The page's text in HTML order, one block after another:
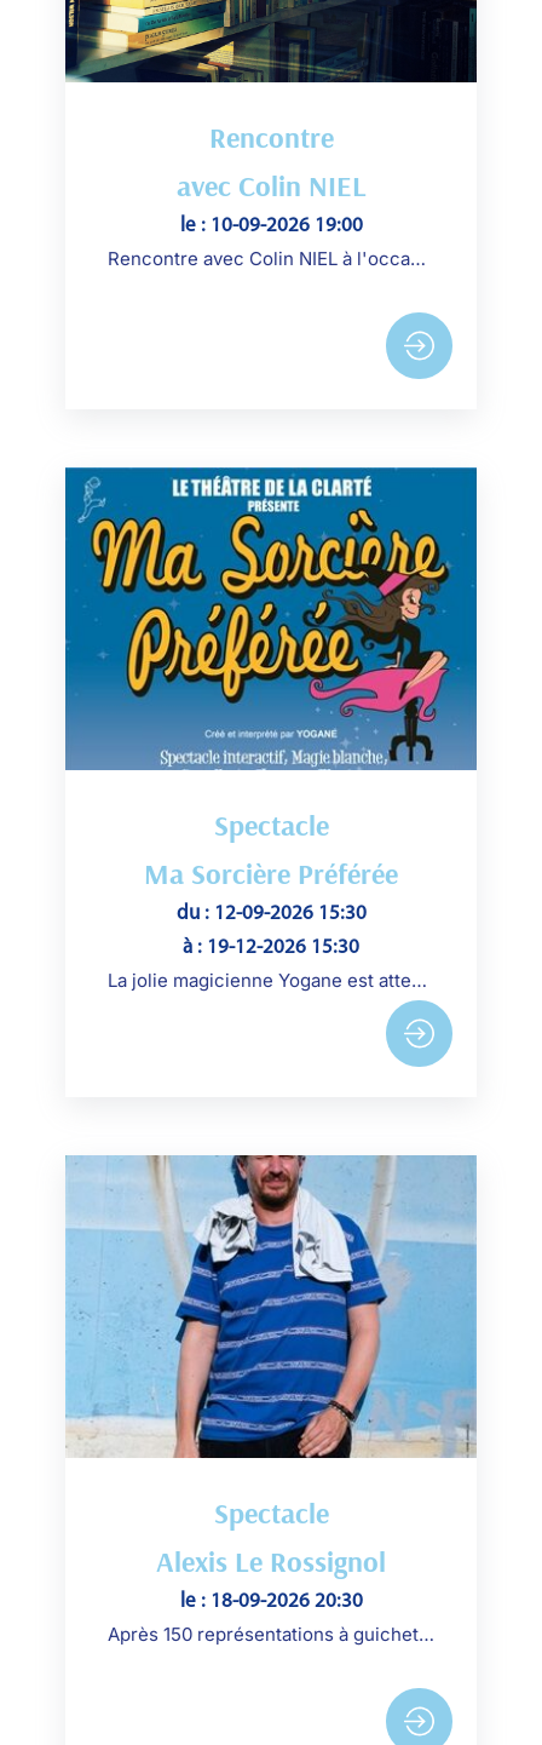
Rencontre
avec Colin NIEL
le : 10-09-2026 19:00
Rencontre avec Colin NIEL à l'occasion de la sortie de son nouveau roman Le septième siffleur aux éditions du Seuil.
Spectacle
Ma Sorcière Préférée
du : 12-09-2026 15:30
à : 19-12-2026 15:30
La jolie magicienne Yogane est attendue par son mari pour une grande soirée... Il ne sait pas que c'est une sorcière...
Spectacle
Alexis Le Rossignol
le : 18-09-2026 20:30
Après 150 représentations à guichet fermé de son deuxième spectacle Le Sens de la Vie, Alexis Le Rossignol revient sur scène